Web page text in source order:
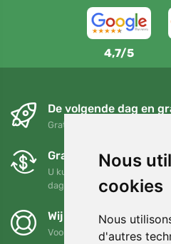
Nous
cookies
Nous
d'autres
4,7/5
De volgende dag en
Gratis verzending voor
Gratis ruilen en
U kunt uw bestelling op elk
dagen retourneren of ruilen
Wij steunen Trees.org
Voor elke bestelling planten